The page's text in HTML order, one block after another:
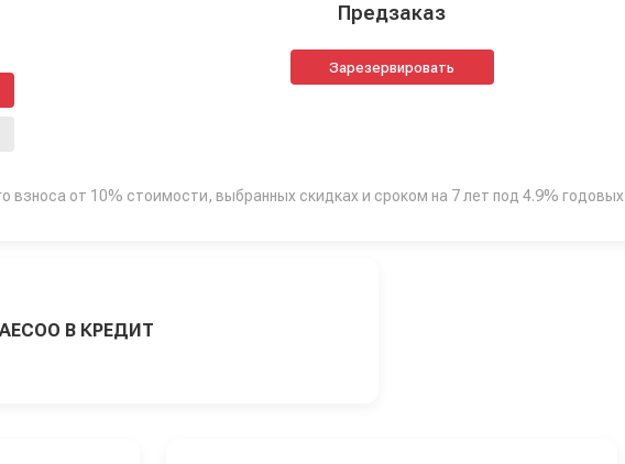
Предзаказ
Зарезервировать
взноса от 10% стоимости, выбранных скидках и сроком на 7 лет под 4.9% годовых
В КРЕДИТ